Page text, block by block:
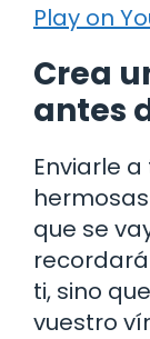
Play on
Crea
antes
Enviarle
que se
ti, sino
vuestro